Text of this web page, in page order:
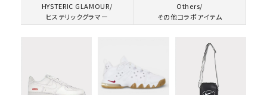
HYSTERIC GLAMOUR/
ヒステリックグラマー
Others/
その他コラボアイテム